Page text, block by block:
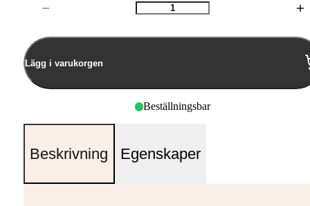
Antal
Lägg i varukorgen
Beställningsbar
Beskrivning Egenskaper